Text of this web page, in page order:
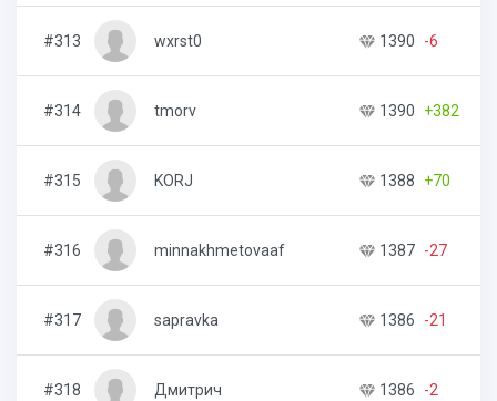
#313 wxrst0 1390 -6
#314 tmorv 1390 +382
#315 KORJ 1388 +70
#316 minnakhmetovaaf 1387 -27
#317 sapravka 1386 -21
#318 Дмитрич 1386 -2